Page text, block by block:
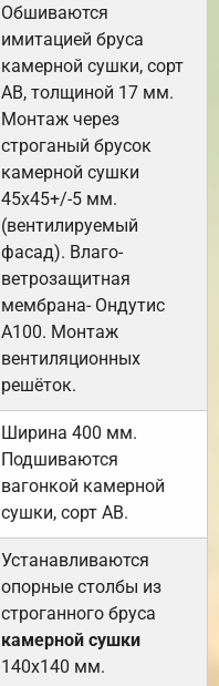
Обшиваются
имитацией бруса
камерной сушки, сорт
АВ, толщиной 17 мм.
Монтаж через
строганый брусок
камерной сушки
45х45+/-5 мм.
(вентилируемый
фасад). Влаго-
ветрозащитная
мембрана- Ондутис
А100. Монтаж
вентиляционных
решёток.
Ширина 400 мм.
Подшиваются
вагонкой камерной
сушки, сорт АВ.
Устанавливаются
опорные столбы из
строганного бруса
камерной сушки
140х140 мм.